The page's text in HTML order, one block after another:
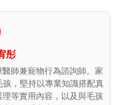
彤
師兼寵物行為諮詢師。家
，堅持以專業知識搭配真
等實用內容，以及與毛孩